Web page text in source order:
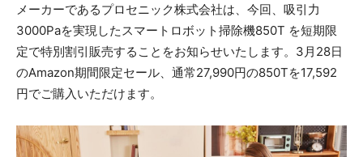
メーカーであるプロセニック株式会社は、今回、吸引力
3000Paを実現したスマートロボット掃除機850T を短期限
定で特別割引販売することをお知らせいたします。3月28日
のAmazon期間限定セール、通常27,990円の850Tを17,592
円でご購入いただけます。